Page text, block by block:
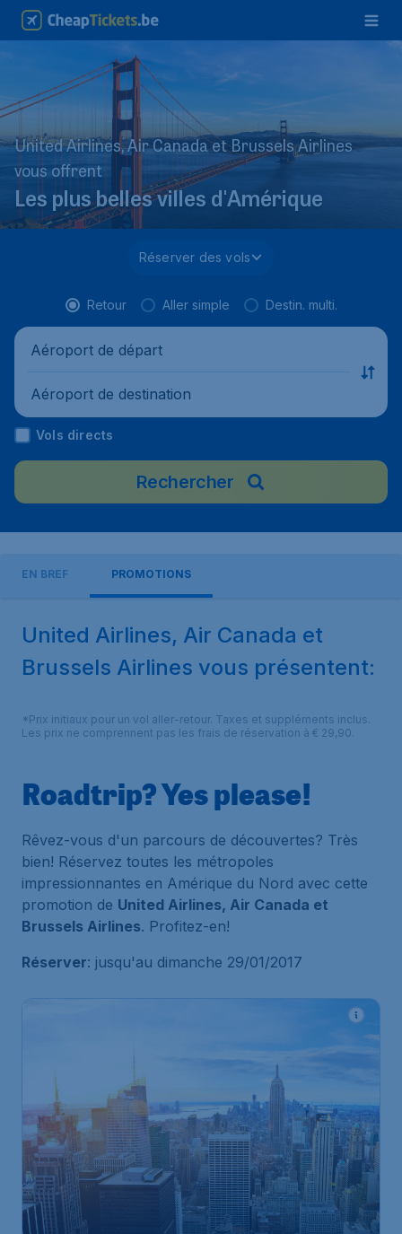
United Airlines, Air Canada et Brussels Airlines
vous offrent
Les plus belles villes d'Amérique
Réserver des vols
Retour Aller simple Destin. multi.
Aéroport de départ
Aéroport de destination
Vols directs
Rechercher
EN BREF PROMOTIONS
United Airlines, Air Canada et
Brussels Airlines vous présentent:
*Prix initiaux pour un vol aller-retour. Taxes et suppléments inclus.
Les prix ne comprennent pas les frais de réservation à € 29,90.
Roadtrip? Yes please!
Rêvez-vous d'un parcours de découvertes? Très
bien! Réservez toutes les métropoles
impressionnantes en Amérique du Nord avec cette
promotion de United Airlines, Air Canada et
Brussels Airlines. Profitez-en!
Réserver: jusqu'au dimanche 29/01/2017